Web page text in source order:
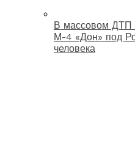
В массовом ДТП
М-4 «Дон» под
человека